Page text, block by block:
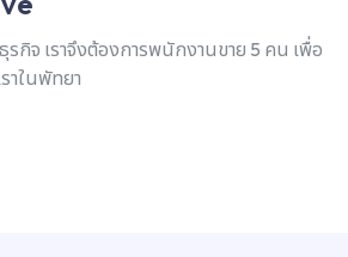
รกิจ เราจึงต้องการพนักงานขาย 5 คน เพื่อ
าในพัทยา